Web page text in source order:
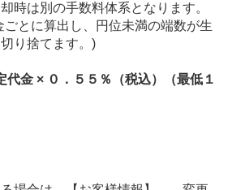
時は別の手数料体系となります。
ごとに算出し、円位未満の端数が生
り捨てます。)
代金 × ０．５５％（税込）（最低１